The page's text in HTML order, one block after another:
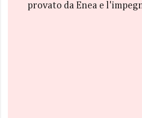
provato da Enea e